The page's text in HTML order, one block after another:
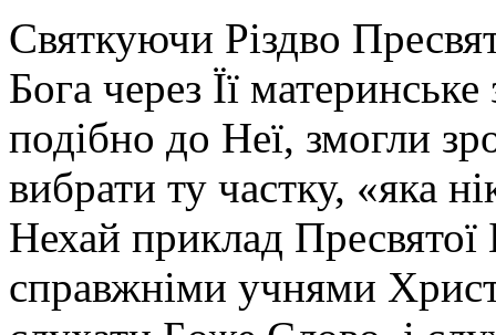
Святкуючи Різдво
Бога через Її
подібно до Неї, змогли
вибрати ту частку, «яка
Нехай приклад Пресвятої
справжніми учнями
турбуєшся
багато,
але
одного
потрібно.
вибрала
кращу
частку,
яка
відніметься
від
неї».